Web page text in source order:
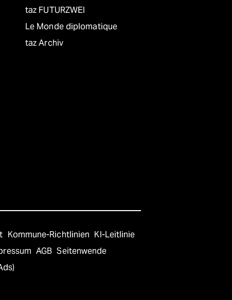
taz FUTURZWEI
Le Monde diplomatique
taz Archiv
Kommune-Richtlinien KI-Leitlinie
AGB Seitenwende